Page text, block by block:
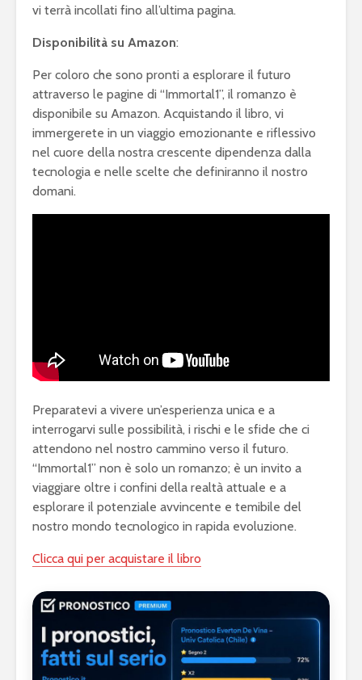
vi terrà incollati fino all’ultima pagina.
Disponibilità su Amazon:
Per coloro che sono pronti a esplorare il futuro
attraverso le pagine di “Immortal1”, il romanzo è
disponibile su Amazon. Acquistando il libro, vi
immergerete in un viaggio emozionante e riflessivo
nel cuore della nostra crescente dipendenza dalla
tecnologia e nelle scelte che definiranno il nostro
domani.
Preparatevi a vivere un’esperienza unica e a
interrogarvi sulle possibilità, i rischi e le sfide che ci
attendono nel nostro cammino verso il futuro.
“Immortal1” non è solo un romanzo; è un invito a
viaggiare oltre i confini della realtà attuale e a
esplorare il potenziale avvincente e temibile del
nostro mondo tecnologico in rapida evoluzione.
Clicca qui per acquistare il libro